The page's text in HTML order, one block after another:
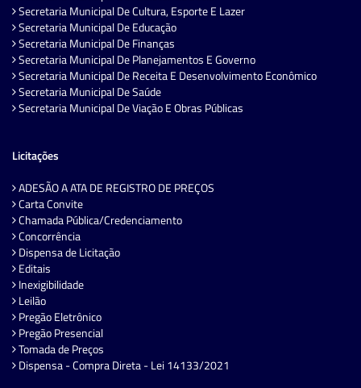
Secretaria Municipal De Cultura, Esporte E Lazer
Secretaria Municipal De Educação
Secretaria Municipal De Finanças
Secretaria Municipal De Planejamentos E Governo
Secretaria Municipal De Receita E Desenvolvimento Econômico
Secretaria Municipal De Saúde
Secretaria Municipal De Viação E Obras Públicas
Licitações
ADESÃO A ATA DE REGISTRO DE PREÇOS
Carta Convite
Chamada Pública/Credenciamento
Concorrência
Dispensa de Licitação
Editais
Inexigibilidade
Leilão
Pregão Eletrônico
Pregão Presencial
Tomada de Preços
Dispensa - Compra Direta - Lei 14133/2021